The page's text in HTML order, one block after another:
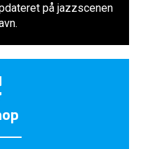
på jazzscenen